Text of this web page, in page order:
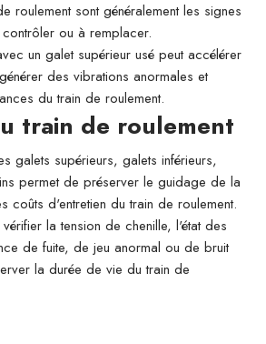
roulement sont généralement les signes
ou à remplacer.
un galet supérieur usé peut accélérer
des vibrations anormales et
du train de roulement.
train de roulement
galets supérieurs, galets inférieurs,
permet de préserver le guidage de la
coûts d'entretien du train de roulement.
la tension de chenille, l'état des
de fuite, de jeu anormal ou de bruit
la durée de vie du train de